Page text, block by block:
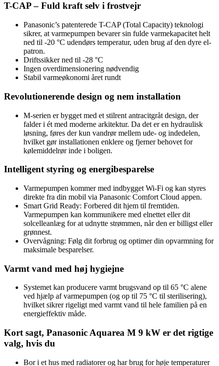
T-CAP – Fuld kraft selv i frostvejr
Panasonic’s patenterede T-CAP (Total Capacity) teknologi
sikrer, at varmepumpen bevarer sin fulde varmekapacitet helt
ned til -20 °C udendørs temperatur, uden brug af den dyre el-
patron.
Driftssikker ned til -28 °C
Ingen overdimensionering nødvendig
Stabil varmeøkonomi året rundt
Revolutionerende design og nem installation
M-serien er bygget med et stilrent antracitgråt design, der
falder i ét med moderne arkitektur. Da det er en hydraulisk
løsning, føres der kun vandrør mellem ude- og indedelen,
hvilket gør installationen enklere og fjerner behovet for
kølemiddelrør inde i boligen.
Intelligent styring og energibesparelse
Varmepumpen kommer med indbygget Wi-Fi og kan styres
direkte fra din mobil via Panasonic Comfort Cloud appen.
Smart Grid Ready: Forbered dit hjem til fremtiden.
Varmepumpen kan kommunikere med elnettet eller dit
solcelleanlæg for at udnytte strømmen, når den er billigst eller
grønnest.
Overvågning: Følg dit forbrug og optimer din opvarmning for
maksimale besparelser.
Varmt vand med høj hygiejne
Systemet kan producere varmt brugsvand op til 65 °C alene
ved hjælp af varmepumpen (og op til 75 °C til sterilisering),
hvilket sikrer rigeligt med varmt vand til hele familien på en
energieffektiv måde.
Kort sagt, Panasonic Aquarea M 9 kW er det rigtige
valg, hvis du
Bor i et hus med radiatorer og har brug for høje temperaturer